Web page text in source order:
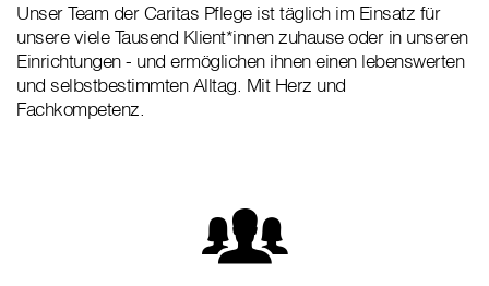
Unser Team der Caritas Pflege ist täglich im Einsatz für
unsere viele Tausend Klient*innen zuhause oder in unseren
Einrichtungen - und ermöglichen ihnen einen lebenswerten
und selbstbestimmten Alltag. Mit Herz und
Fachkompetenz.